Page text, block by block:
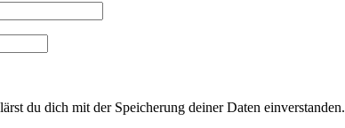
du dich mit der Speicherung deiner Daten einverstanden.